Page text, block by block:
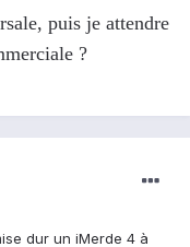
puis je attendre
?
dur un iMerde 4 à